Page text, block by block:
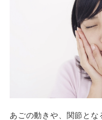
あごの動きや、関節と